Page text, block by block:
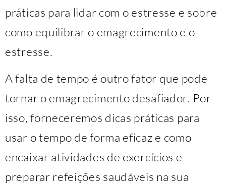
práticas para lidar com o estresse e sobre
como equilibrar o emagrecimento e o
estresse.
A falta de tempo é outro fator que pode
tornar o emagrecimento desafiador. Por
isso, forneceremos dicas práticas para
usar o tempo de forma eficaz e como
encaixar atividades de exercícios e
preparar refeições saudáveis na sua